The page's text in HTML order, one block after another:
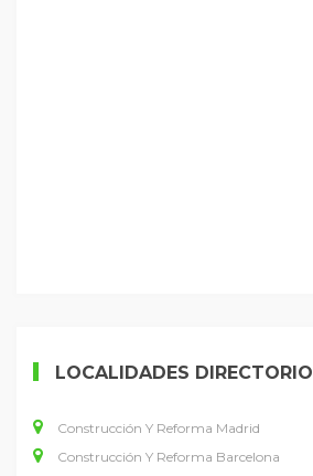
LOCALIDADES DIRECTORIO
Construcción Y Reforma Madrid
Construcción Y Reforma Barcelona